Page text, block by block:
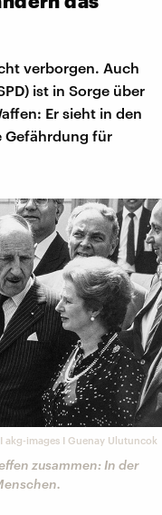
verborgen. Auch
ist in Sorge über
Er sieht in den
Gefährdung für
akg-images I Guenay Ulutuncok
zusammen: In der